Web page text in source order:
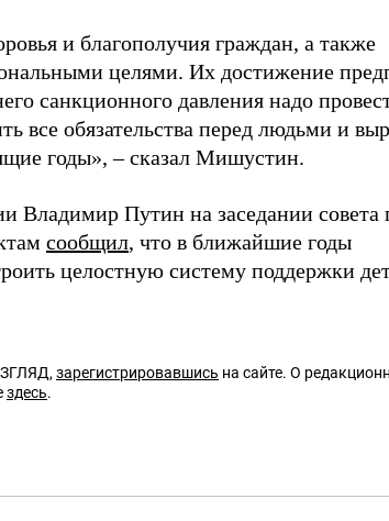
и благополучия граждан, а также
целями. Их достижение
санкционного давления надо
все обязательства перед людьми и
годы», – сказал Мишустин.
Владимир Путин на заседании совета
сообщил, что в ближайшие годы
целостную систему поддержки
зарегистрировавшись на сайте. О
здесь.